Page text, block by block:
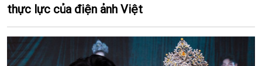
thực lực của điện ảnh Việt